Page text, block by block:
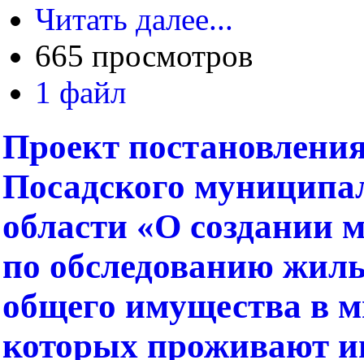
Читать далее...
665 просмотров
1 файл
Проект
Посадского
области «О создании
по обследованию
общего имущества в
которых проживают